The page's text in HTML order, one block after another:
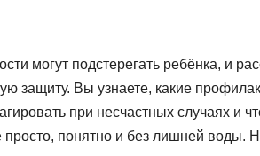
могут подстерегать ребёнка, и
защиту. Вы узнаете, какие
при несчастных случаях и
просто, понятно и без лишней воды.